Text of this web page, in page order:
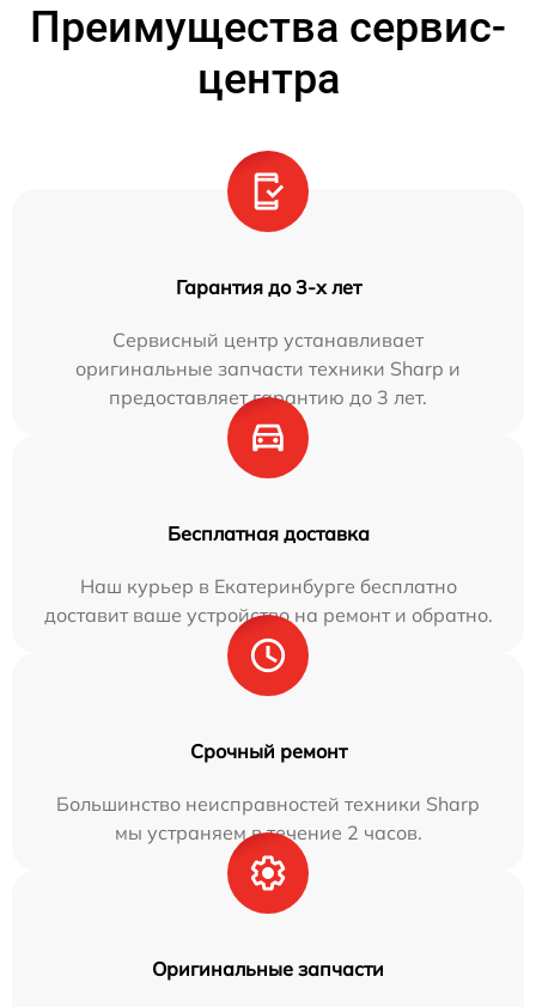
Преимущества сервис-
центра
Гарантия до 3-х лет
Сервисный центр устанавливает
оригинальные запчасти техники Sharp и
предоставляет гарантию до 3 лет.
Бесплатная доставка
Наш курьер в Екатеринбурге бесплатно
доставит ваше устройство на ремонт и обратно.
Срочный ремонт
Большинство неисправностей техники Sharp
мы устраняем в течение 2 часов.
Оригинальные запчасти